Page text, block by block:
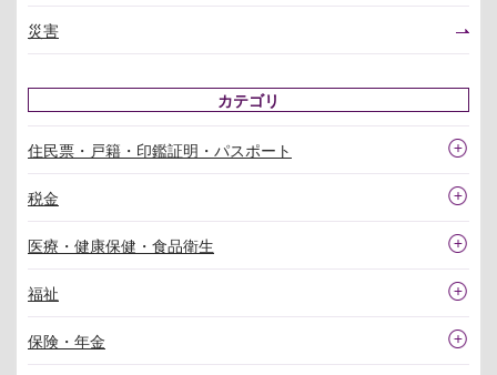
災害
カテゴリ
住民票・戸籍・印鑑証明・パスポート
税金
医療・健康保健・食品衛生
福祉
保険・年金